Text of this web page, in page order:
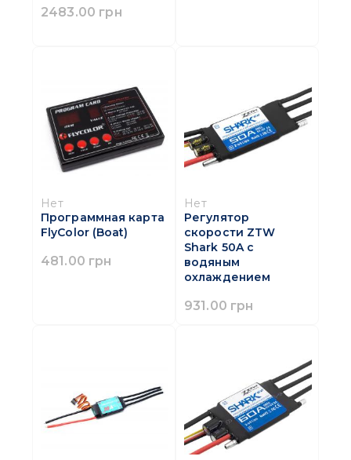
2483.00 грн
Нет
Программная карта
FlyColor (Boat)
481.00 грн
Нет
Регулятор
скорости ZTW
Shark 50A с
водяным
охлаждением
931.00 грн